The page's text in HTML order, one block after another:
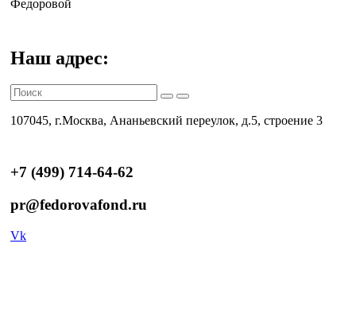
Федоровой
Наш адрес:
107045, г.Москва, Ананьевский переулок, д.5, строение 3
+7 (499) 714-64-62
pr@fedorovafond.ru
Vk